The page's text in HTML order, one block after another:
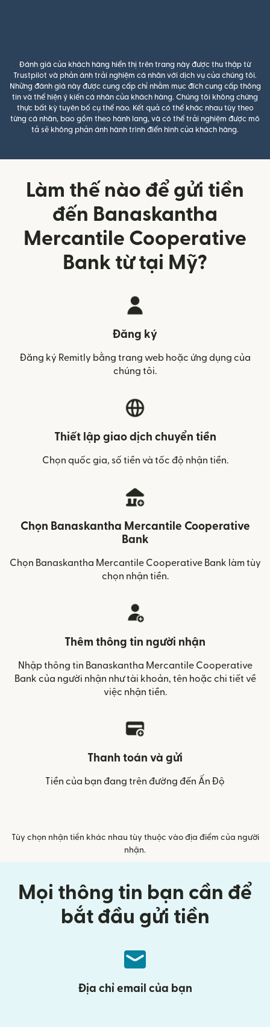
Đánh giá của khách hàng hiển thị trên trang này được thu thập từ
Trustpilot và phản ánh trải nghiệm cá nhân với dịch vụ của chúng tôi.
Những đánh giá này được cung cấp chỉ nhằm mục đích cung cấp thông
tin và thể hiện ý kiến cá nhân của khách hàng. Chúng tôi không chứng
thực bất kỳ tuyên bố cụ thể nào. Kết quả có thể khác nhau tùy theo
từng cá nhân, bao gồm theo hành lang, và có thể trải nghiệm được mô
tả sẽ không phản ánh hành trình điển hình của khách hàng.
Làm thế nào để gửi tiền
đến Banaskantha
Mercantile Cooperative
Bank từ tại Mỹ?
Đăng ký
Đăng ký Remitly bằng trang web hoặc ứng dụng của
chúng tôi.
Thiết lập giao dịch chuyển tiền
Chọn quốc gia, số tiền và tốc độ nhận tiền.
Chọn Banaskantha Mercantile Cooperative
Bank
Chọn Banaskantha Mercantile Cooperative Bank làm tùy
chọn nhận tiền.
Thêm thông tin người nhận
Nhập thông tin Banaskantha Mercantile Cooperative
Bank của người nhận như tài khoản, tên hoặc chi tiết về
việc nhận tiền.
Thanh toán và gửi
Tiền của bạn đang trên đường đến Ấn Độ
Tùy chọn nhận tiền khác nhau tùy thuộc vào địa điểm của người
nhận.
Mọi thông tin bạn cần để
bắt đầu gửi tiền
Địa chỉ email của bạn